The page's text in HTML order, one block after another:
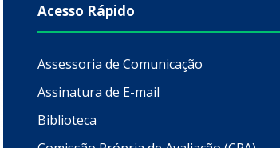
Acesso Rápido
Assessoria de Comunicação
Assinatura de E-mail
Biblioteca